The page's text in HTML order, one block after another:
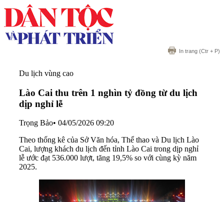
In trang (Ctr + P)
Du lịch vùng cao
Lào Cai thu trên 1 nghìn tỷ đồng từ du lịch
dịp nghỉ lễ
Trọng Bảo• 04/05/2026 09:20
Theo thống kê của Sở Văn hóa, Thể thao và Du lịch Lào
Cai, lượng khách du lịch đến tỉnh Lào Cai trong dịp nghỉ
lễ ước đạt 536.000 lượt, tăng 19,5% so với cùng kỳ năm
2025.